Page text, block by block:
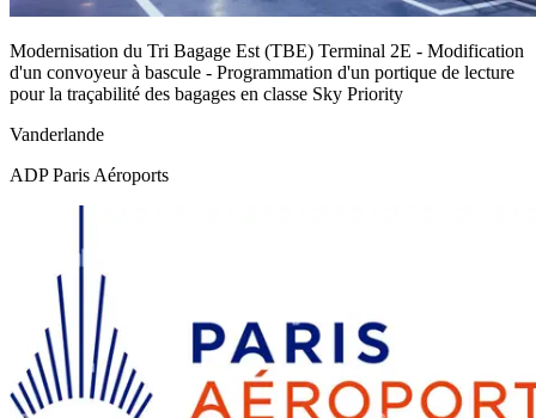
Modernisation du Tri Bagage Est (TBE) Terminal 2E - Modification
d'un convoyeur à bascule - Programmation d'un portique de lecture
pour la traçabilité des bagages en classe Sky Priority
Vanderlande
ADP Paris Aéroports